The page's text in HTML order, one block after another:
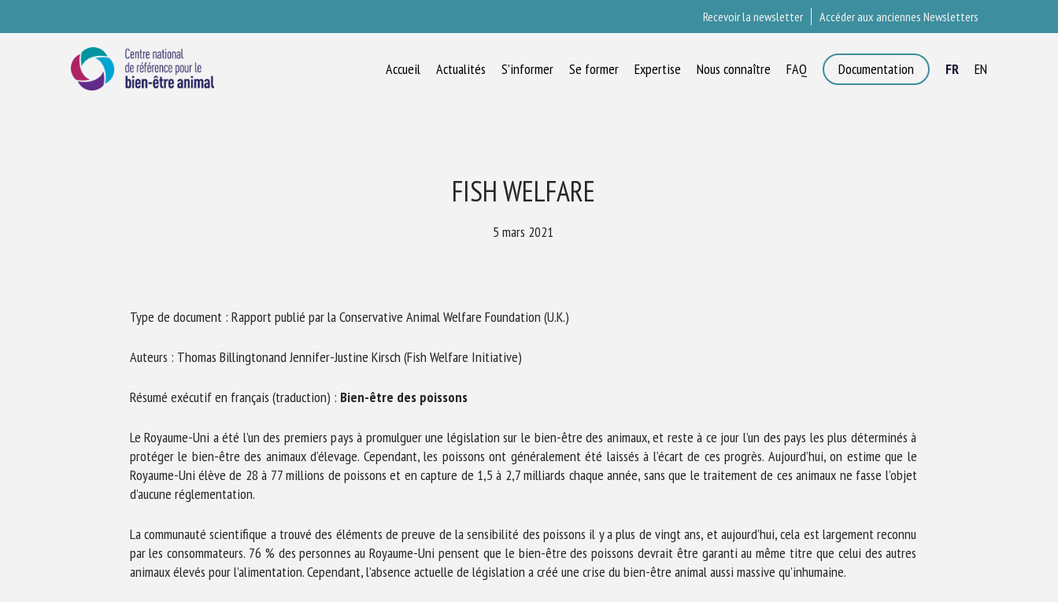
Recevoir la newsletter Accéder aux anciennes Newsletters
Accueil Actualités S’informer Se former Expertise Nous connaître FAQ Documentation FR EN
FISH WELFARE
5 mars 2021
Type de document : Rapport publié par la Conservative Animal Welfare Foundation (U.K.)
Auteurs : Thomas Billingtonand Jennifer-Justine Kirsch (Fish Welfare Initiative)
Résumé exécutif en français (traduction) : Bien-être des poissons
Le Royaume-Uni a été l’un des premiers pays à promulguer une législation sur le bien-être des animaux, et reste à ce jour l’un des pays les plus déterminés à
protéger le bien-être des animaux d’élevage. Cependant, les poissons ont généralement été laissés à l’écart de ces progrès. Aujourd’hui, on estime que le
Royaume-Uni élève de 28 à 77 millions de poissons et en capture de 1,5 à 2,7 milliards chaque année, sans que le traitement de ces animaux ne fasse l’objet
d’aucune réglementation.
La communauté scientifique a trouvé des éléments de preuve de la sensibilité des poissons il y a plus de vingt ans, et aujourd’hui, cela est largement reconnu
par les consommateurs. 76 % des personnes au Royaume-Uni pensent que le bien-être des poissons devrait être garanti au même titre que celui des autres
animaux élevés pour l’alimentation. Cependant, l’absence actuelle de législation a créé une crise du bien-être animal aussi massive qu’inhumaine.
BIEN-ÊTRE ANIMAL
Veuillez remplir le formulaire ci-dessous pour vous inscrire à notre newsletter :
Organisme
*
E-mail *
En soumettant ce formulaire, j'accepte que les informations saisies soient
Les champs suivis de * sont obligatoires